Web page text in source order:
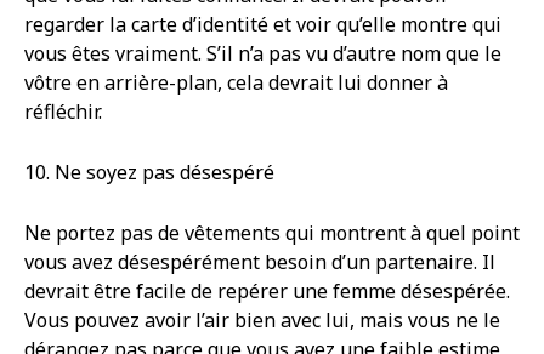
regarder la carte d’identité et voir qu’elle montre qui
vous êtes vraiment. S’il n’a pas vu d’autre nom que le
vôtre en arrière-plan, cela devrait lui donner à
réfléchir.
10. Ne soyez pas désespéré
Ne portez pas de vêtements qui montrent à quel point
vous avez désespérément besoin d’un partenaire. Il
devrait être facile de repérer une femme désespérée.
Vous pouvez avoir l’air bien avec lui, mais vous ne le